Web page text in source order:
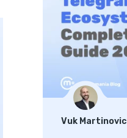
Vuk Martinovic